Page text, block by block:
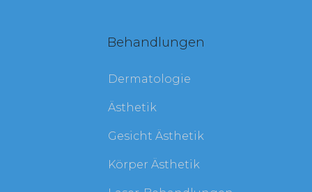
Behandlungen
Dermatologie
Ästhetik
Gesicht Ästhetik
Körper Ästhetik